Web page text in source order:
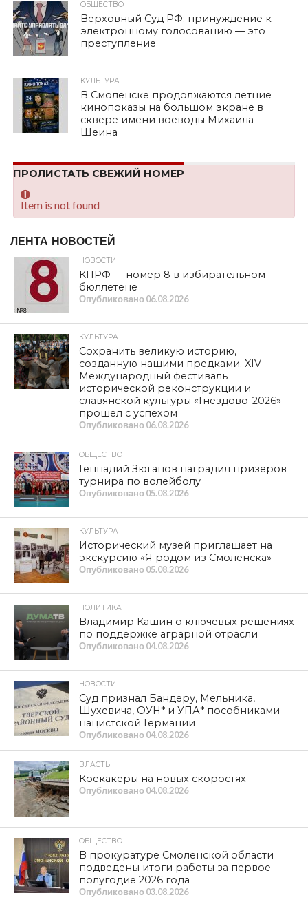
ОБЩЕСТВО
Верховный Суд РФ: принуждение к
электронному голосованию — это
преступление
КУЛЬТУРА
В Смоленске продолжаются летние
кинопоказы на большом экране в
сквере имени воеводы Михаила
Шеина
ПРОЛИСТАТЬ СВЕЖИЙ НОМЕР
Item is not found
ЛЕНТА НОВОСТЕЙ
НОВОСТИ
КПРФ — номер 8 в избирательном
бюллетене
Опубликовано 06.08.2026
КУЛЬТУРА
Сохранить великую историю,
созданную нашими предками. XIV
Международный фестиваль
исторической реконструкции и
славянской культуры «Гнёздово-2026»
прошел с успехом
Опубликовано 06.08.2026
ОБЩЕСТВО
Геннадий Зюганов наградил призеров
турнира по волейболу
Опубликовано 05.08.2026
КУЛЬТУРА
Исторический музей приглашает на
экскурсию «Я родом из Смоленска»
Опубликовано 05.08.2026
ПОЛИТИКА
Владимир Кашин о ключевых решениях
по поддержке аграрной отрасли
Опубликовано 04.08.2026
НОВОСТИ
Суд признал Бандеру, Мельника,
Шухевича, ОУН* и УПА* пособниками
нацистской Германии
Опубликовано 04.08.2026
ВЛАСТЬ
Коекакеры на новых скоростях
Опубликовано 04.08.2026
ОБЩЕСТВО
В прокуратуре Смоленской области
подведены итоги работы за первое
полугодие 2026 года
Опубликовано 03.08.2026